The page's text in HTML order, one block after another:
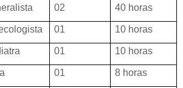
02 40 horas
01 10 horas
01 10 horas
01 8 horas